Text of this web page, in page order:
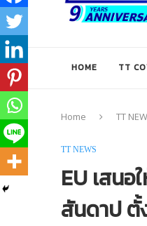
HOME TT
Home TT
TT NEWS
EU เสน
สันดาป ตั้